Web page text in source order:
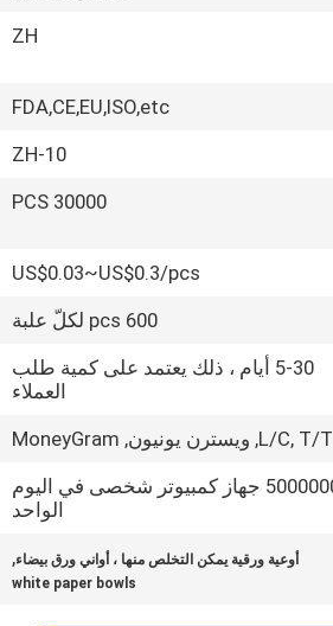
ZH
FDA,CE,EU,ISO,etc
ZH-10
30000 PCS
US$0.03~US$0.3/pcs
600 pcs لكلّ علبة
5-30 أيام ، ذلك يعتمد على كمية طلب
العملاء
L/C, T/T, ويسترن يونيون, MoneyGram
5000000 جهاز كمبيوتر شخصى في اليوم
الواحد
أوعية ورقية يمكن التخلص منها ، أواني ورق بيضاء,
white paper bowls